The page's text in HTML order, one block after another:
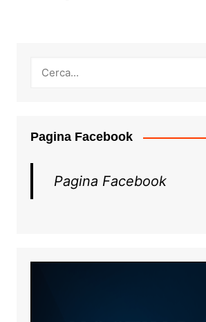
Pagina Facebook
Pagina Facebook